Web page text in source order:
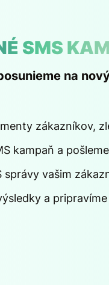
SMS
na
zákazníkov,
kampaň a
správy vašim
a